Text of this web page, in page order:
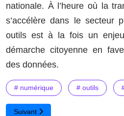
nationale. À l’heure où la
s’accélère dans le secteur
outils est à la fois un
démarche citoyenne en
des données.
# numérique # outils
Article suivant : Grist : le tableur
Suivant